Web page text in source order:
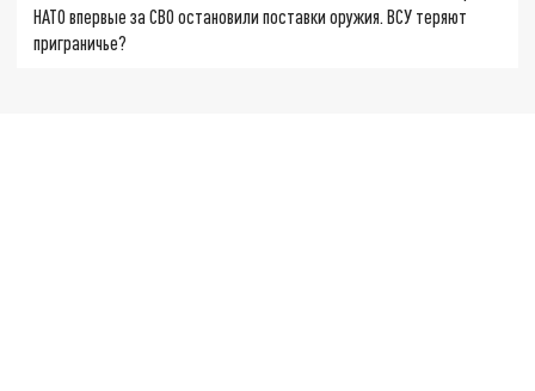
НАТО впервые за СВО остановили поставки оружия. ВСУ теряют
приграничье?